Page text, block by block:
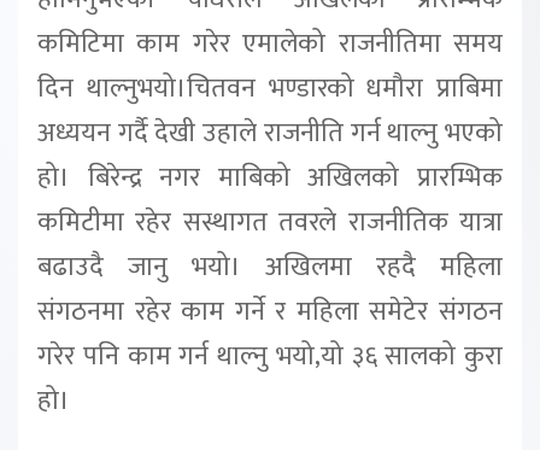
कमिटिमा काम गरेर एमालेको राजनीतिमा समय
दिन थाल्नुभयो।चितवन भण्डारको धमौरा प्राबिमा
अध्ययन गर्दै देखी उहाले राजनीति गर्न थाल्नु भएको
हो। बिरेन्द्र नगर माबिको अखिलको प्रारम्भिक
कमिटीमा रहेर सस्थागत तवरले राजनीतिक यात्रा
बढाउदै जानु भयो। अखिलमा रहदै महिला
संगठनमा रहेर काम गर्ने र महिला समेटेर संगठन
गरेर पनि काम गर्न थाल्नु भयो,यो ३६ सालको कुरा
हो।